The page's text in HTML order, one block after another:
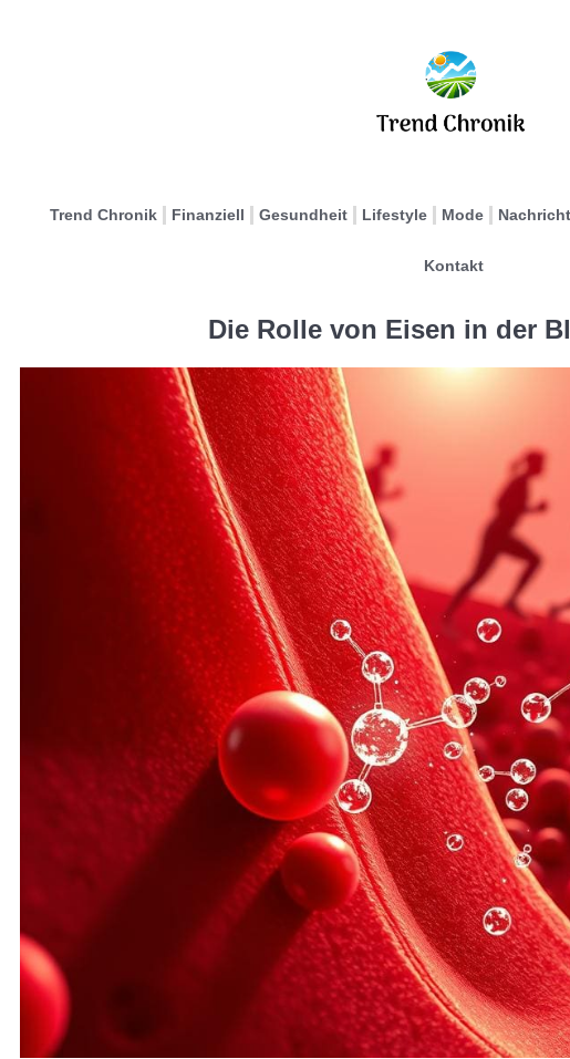
Trend Chronik Finanziell Gesundheit Lifestyle Mode
Kontakt
Die Rolle von Eisen in der